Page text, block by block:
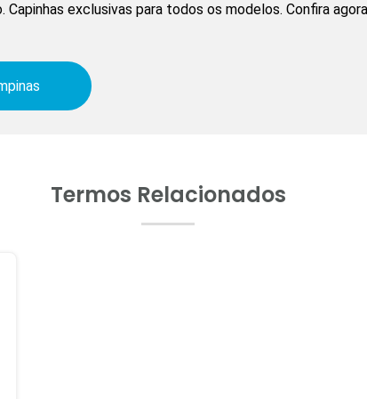
exclusivas para todos os modelos. Confira
Termos Relacionados